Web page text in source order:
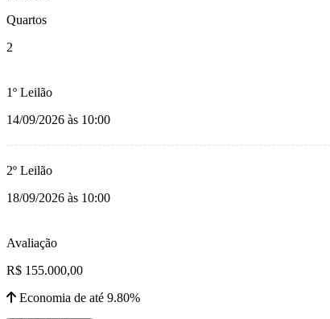
Quartos
2
1º Leilão
14/09/2026 às 10:00
2º Leilão
18/09/2026 às 10:00
Avaliação
R$ 155.000,00
Economia de até 9.80%